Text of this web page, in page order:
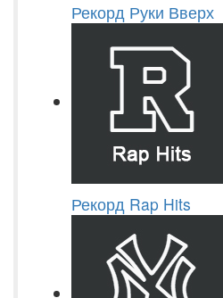
Рекорд Руки Вверх
Рекорд Rap Hits